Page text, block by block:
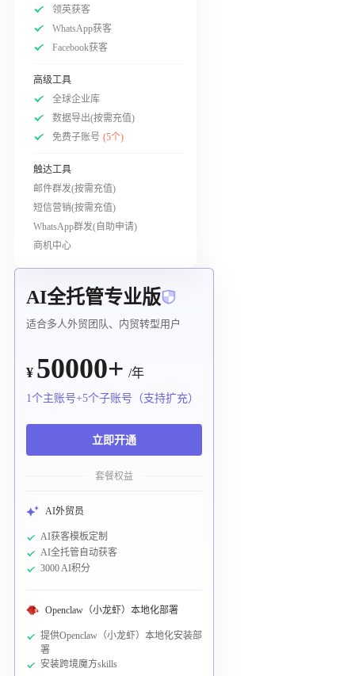
领英获客
WhatsApp获客
Facebook获客
高级工具
全球企业库
数据导出(按需充值)
免费子账号 (5个)
触达工具
邮件群发(按需充值)
短信营销(按需充值)
WhatsApp群发(自助申请)
商机中心
AI全托管专业版
适合多人外贸团队、内贸转型用户
¥ 50000+ /年
1个主账号+5个子账号（支持扩充）
立即开通
套餐权益
AI外贸员
AI获客模板定制
AI全托管自动获客
3000 AI积分
Openclaw（小龙虾）本地化部署
提供Openclaw（小龙虾）本地化安装部
署
安装跨境魔方skills